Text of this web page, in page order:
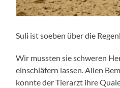
Suli ist soeben über die
Wir mussten sie schweren
einschläfern lassen. Allen
konnte der Tierarzt ihre